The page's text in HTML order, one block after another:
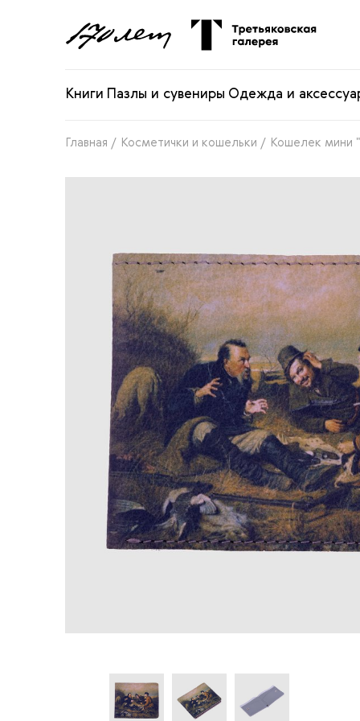
Книги Пазлы и сувениры Одежда и
Главная / Косметички и кошельки / Кошелек мини